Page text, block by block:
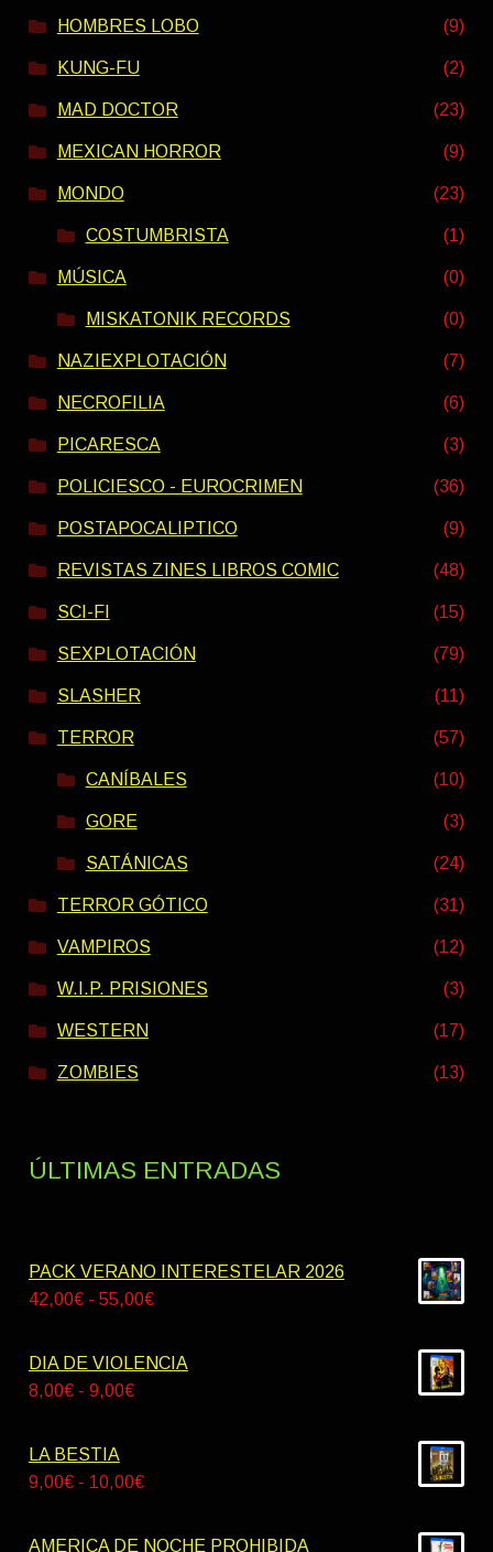
HOMBRES LOBO (9)
KUNG-FU (2)
MAD DOCTOR (23)
MEXICAN HORROR (9)
MONDO (23)
COSTUMBRISTA (1)
MÚSICA (0)
MISKATONIK RECORDS (0)
NAZIEXPLOTACIÓN (7)
NECROFILIA (6)
PICARESCA (3)
POLICIESCO - EUROCRIMEN (36)
POSTAPOCALIPTICO (9)
REVISTAS ZINES LIBROS COMIC (48)
SCI-FI (15)
SEXPLOTACIÓN (79)
SLASHER (11)
TERROR (57)
CANÍBALES (10)
GORE (3)
SATÁNICAS (24)
TERROR GÓTICO (31)
VAMPIROS (12)
W.I.P. PRISIONES (3)
WESTERN (17)
ZOMBIES (13)
ÚLTIMAS ENTRADAS
PACK VERANO INTERESTELAR 2026
42,00€ - 55,00€Rango
precios:
DIA DE VIOLENCIA
8,00€ - 9,00€Rango
desde
LA BESTIA
9,00€ - 10,00€Rango
precios:
AMERICA DE NOCHE PROHIBIDA